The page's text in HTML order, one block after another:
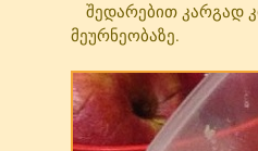
შედარებით კარგად
მეურნეობაზე.